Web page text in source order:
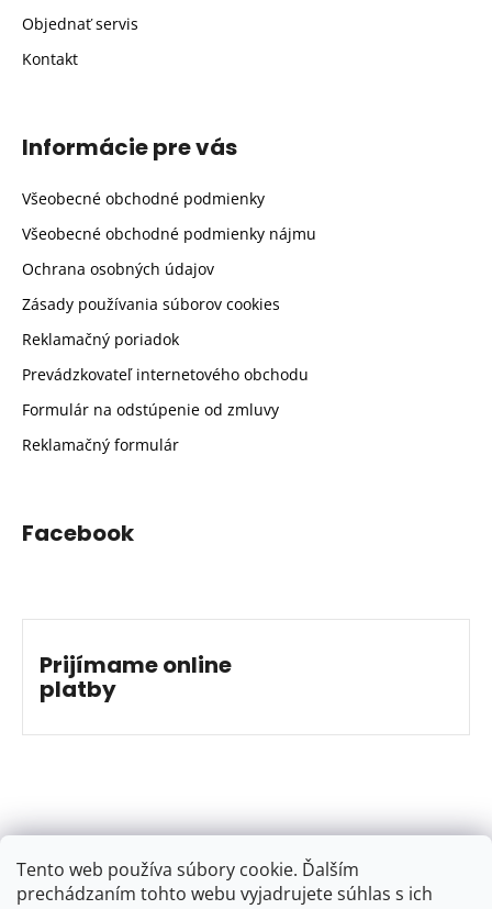
Tento web používa súbory cookie. Ďalším
prechádzaním tohto webu vyjadrujete súhlas s ich
Objednať servis
Kontakt
Informácie pre vás
Všeobecné obchodné podmienky
Všeobecné obchodné podmienky nájmu
Ochrana osobných údajov
Zásady používania súborov cookies
Reklamačný poriadok
Prevádzkovateľ internetového obchodu
Formulár na odstúpenie od zmluvy
Reklamačný formulár
Facebook
Prijímame online
platby